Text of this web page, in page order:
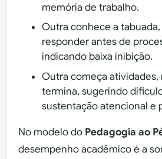
memória de trabalho.
Outra conhece a
responder antes de
indicando baixa inibição.
Outra começa atividades,
termina, sugerindo
sustentação atencional e
No modelo do Pedagogia ao
desempenho acadêmico é a